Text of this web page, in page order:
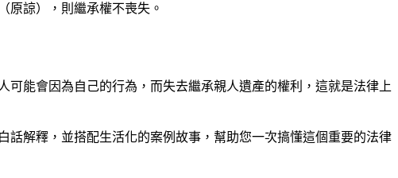
原諒），則繼承權不喪失。
能會因為自己的行為，而失去繼承親人遺產的權利，這就是法律上
解釋，並搭配生活化的案例故事，幫助您一次搞懂這個重要的法律